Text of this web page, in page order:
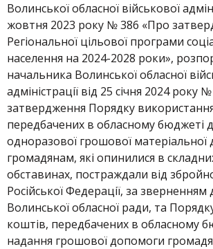
Волинської обласної військової
жовтня 2023 року № 386 «Про
Регіональної цільової програми
населення на 2024-2028 роки»,
начальника Волинської обласної
адміністрації від 25 січня 2024 року
затвердження Порядку
передбачених в обласному бюджеті
одноразової грошової
громадянам, які опинилися в
обставинах, постраждали від
Російської Федерації, за зверненням
Волинської обласної ради, та
коштів, передбачених в обласному
надання грошової допомоги